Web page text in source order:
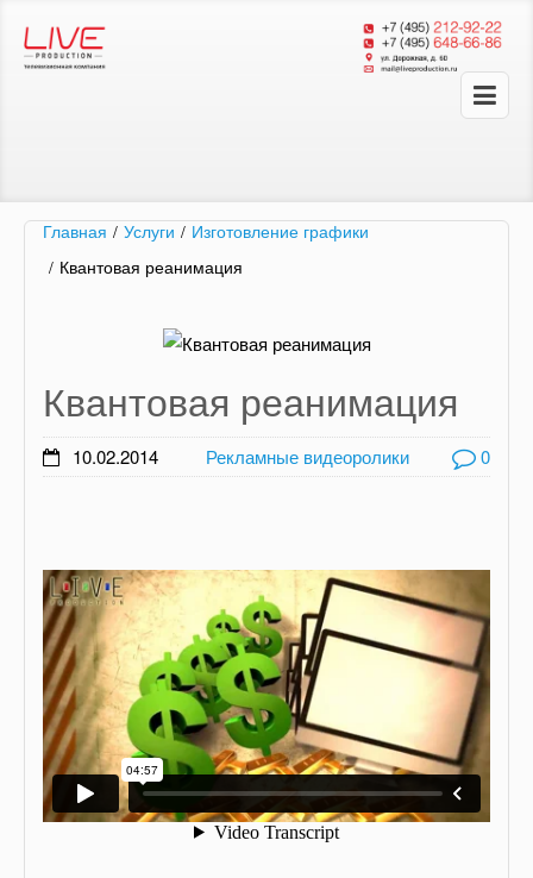
Главная / Услуги / Изготовление графики
/ Квантовая реанимация
Квантовая реанимация
10.02.2014 0
Рекламные видеоролики